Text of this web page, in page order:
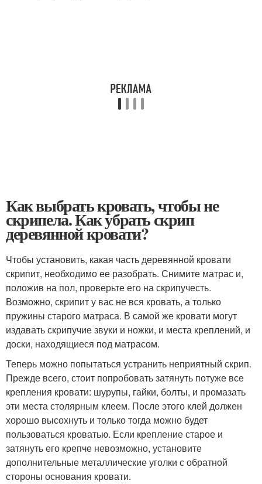
Как выбрать кровать, чтобы не
скрипела. Как убрать скрип
деревянной кровати?
Чтобы установить, какая часть деревянной кровати
скрипит, необходимо ее разобрать. Снимите матрас и,
положив на пол, проверьте его на скрипучесть.
Возможно, скрипит у вас не вся кровать, а только
пружины старого матраса. В самой же кровати могут
издавать скрипучие звуки и ножки, и места креплений, и
доски, находящиеся под матрасом.
Теперь можно попытаться устранить неприятный скрип.
Прежде всего, стоит попробовать затянуть потуже все
крепления кровати: шурупы, гайки, болты, и промазать
эти места столярным клеем. После этого клей должен
хорошо высохнуть и только тогда можно будет
пользоваться кроватью. Если крепление старое и
затянуть его крепче невозможно, установите
дополнительные металлические уголки с обратной
стороны основания кровати.